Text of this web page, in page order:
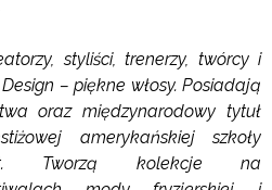
styliści, trenerzy, twórcy i
– piękne włosy. Posiadają
oraz międzynarodowy tytuł
amerykańskiej szkoły
Tworzą kolekcje na